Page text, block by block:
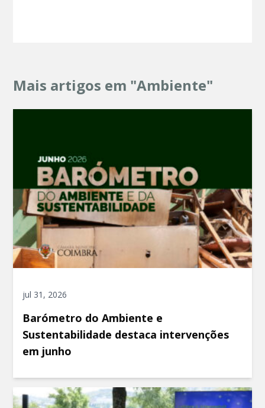
Mais artigos em "Ambiente"
jul 31, 2026
Barómetro do Ambiente e
Sustentabilidade destaca intervenções
em junho